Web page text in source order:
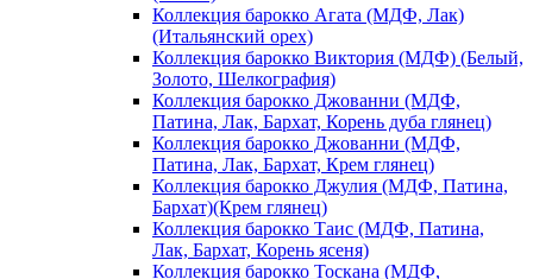
Коллекция барокко Агата (МДФ, Лак)
(Итальянский орех)
Коллекция барокко Виктория (МДФ) (Белый,
Золото, Шелкография)
Коллекция барокко Джованни (МДФ,
Патина, Лак, Бархат, Корень дуба глянец)
Коллекция барокко Джованни (МДФ,
Патина, Лак, Бархат, Крем глянец)
Коллекция барокко Джулия (МДФ, Патина,
Бархат)(Крем глянец)
Коллекция барокко Таис (МДФ, Патина,
Лак, Бархат, Корень ясеня)
Коллекция барокко Тоскана (МДФ,